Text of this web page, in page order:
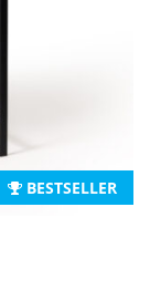
BESTSELLER